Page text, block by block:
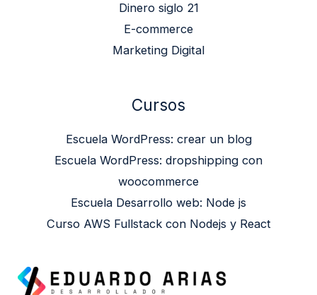
Dinero siglo 21
E-commerce
Marketing Digital
Cursos
Escuela WordPress: crear un blog
Escuela WordPress: dropshipping con
woocommerce
Escuela Desarrollo web: Node js
Curso AWS Fullstack con Nodejs y React